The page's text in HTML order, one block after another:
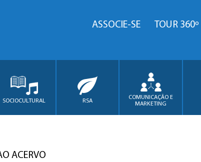
ASSOCIE-SE TOUR 360º
SOCIOCULTURAL RSA
COMUNICAÇÃO E
MARKETING
ACERVO